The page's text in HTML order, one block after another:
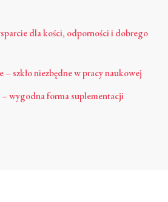
dla kości, odporności i dobrego
szkło niezbędne w pracy naukowej
wygodna forma suplementacji